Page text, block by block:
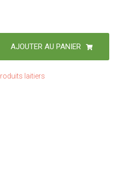
AJOUTER AU PANIER
laitiers